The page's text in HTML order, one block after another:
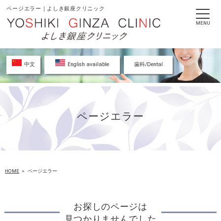
ページエラー｜よしき銀座クリニック
中文 English available 歯科/Dental
ページエラー
HOME ページエラー
お探しのページは
見つかりませんでした
MENU